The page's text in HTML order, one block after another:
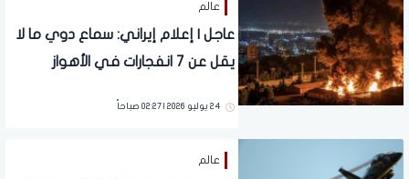
عالم
عاجل | ‏إعلام إيراني: سماع دوي ما لا
يقل عن 7 انفجارات في الأهواز
24 يوليو 2026 | 02:27 صباحاً
عالم